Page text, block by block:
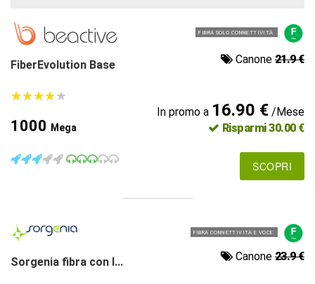
FIBRA SOLO CONNETTIVITÀ
FiberEvolution Base Canone 21.9 €
★★★★★
★★★★★
1000 Mega
In promo a 16.90 €/Mese
Risparmi 30.00 €
SCOPRI
FIBRA CONNETTIVITÀ E VOCE
Sorgenia fibra con l... Canone 23.9 €